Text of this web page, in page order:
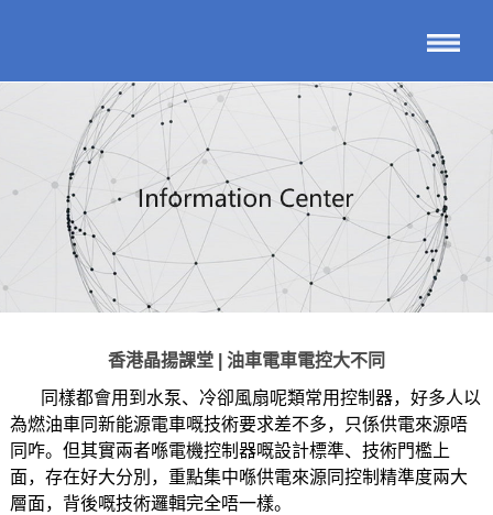
香港晶揚課堂 | 油車電車電控大不同
同樣都會用到水泵、冷卻風扇呢類常用控制器，好多人以
為燃油車同新能源電車嘅技術要求差不多，只係供電來源唔
同咋。但其實兩者喺電機控制器嘅設計標準、技術門檻上
面，存在好大分別，重點集中喺供電來源同控制精準度兩大
層面，背後嘅技術邏輯完全唔一樣。